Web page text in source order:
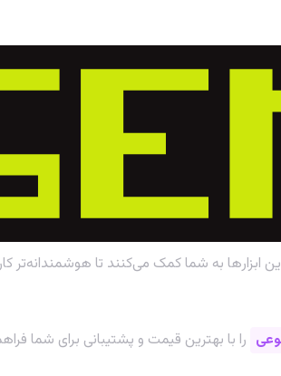
به شما کمک می‌کنند تا هوشمندانه‌تر
را با بهترین قیمت و پشتیبانی برای شما